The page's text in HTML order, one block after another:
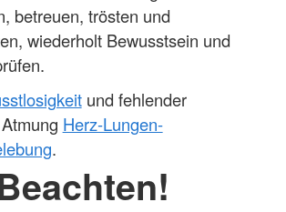
betreuen, trösten und
wiederholt Bewusstsein und
und fehlender
Herz-Lungen-
.